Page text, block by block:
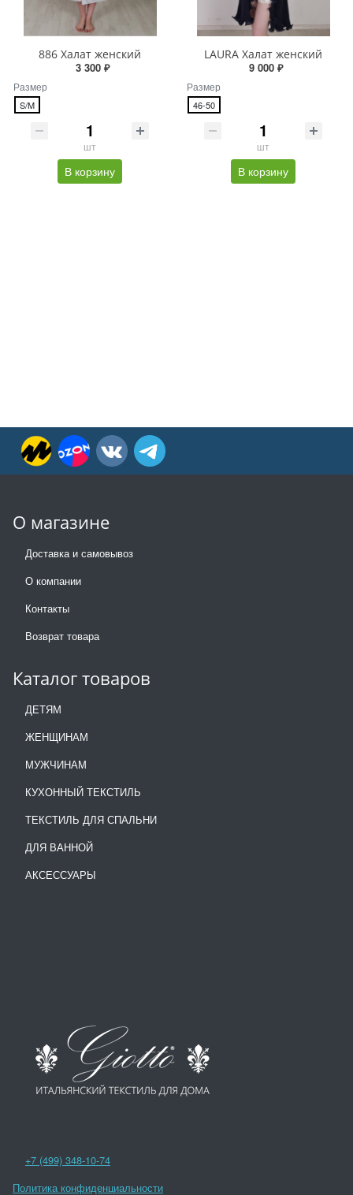
886 Халат женский
3 300 ₽
Размер
S/M
шт
В корзину
LAURA Халат женский
9 000 ₽
Размер
46-50
шт
В корзину
О магазине
Доставка и самовывоз
О компании
Контакты
Возврат товара
Каталог товаров
ДЕТЯМ
ЖЕНЩИНАМ
МУЖЧИНАМ
КУХОННЫЙ ТЕКСТИЛЬ
ТЕКСТИЛЬ ДЛЯ СПАЛЬНИ
ДЛЯ ВАННОЙ
АКСЕССУАРЫ
+7 (499) 348-10-74
Политика конфиденциальности